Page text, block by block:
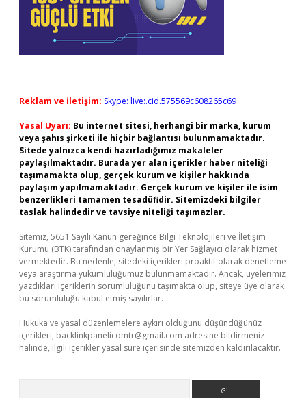
Reklam ve İletişim: Skype: live:.cid.575569c608265c69
Yasal Uyarı: Bu internet sitesi, herhangi bir marka, kurum
veya şahıs şirketi ile hiçbir bağlantısı bulunmamaktadır.
Sitede yalnızca kendi hazırladığımız makaleler
paylaşılmaktadır. Burada yer alan içerikler haber niteliği
taşımamakta olup, gerçek kurum ve kişiler hakkında
paylaşım yapılmamaktadır. Gerçek kurum ve kişiler ile isim
benzerlikleri tamamen tesadüfidir. Sitemizdeki bilgiler
taslak halindedir ve tavsiye niteliği taşımazlar.
Sitemiz, 5651 Sayılı Kanun gereğince Bilgi Teknolojileri ve İletişim
Kurumu (BTK) tarafından onaylanmış bir Yer Sağlayıcı olarak hizmet
vermektedir. Bu nedenle, sitedeki içerikleri proaktif olarak denetleme
veya araştırma yükümlülüğümüz bulunmamaktadır. Ancak, üyelerimiz
yazdıkları içeriklerin sorumluluğunu taşımakta olup, siteye üye olarak
bu sorumluluğu kabul etmiş sayılırlar.
Hukuka ve yasal düzenlemelere aykırı olduğunu düşündüğünüz
içerikleri, backlinkpanelicomtr@gmail.com adresine bildirmeniz
halinde, ilgili içerikler yasal süre içerisinde sitemizden kaldırılacaktır.